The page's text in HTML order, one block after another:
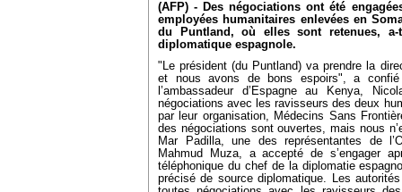
(AFP) - Des négociations ont été
employées humanitaires enlevées en
du Puntland, où elles sont retenues,
diplomatique espagnole.
"Le président (du Puntland) va prendre la
et nous avons de bons espoirs", a
l’ambassadeur d’Espagne au Kenya,
négociations avec les ravisseurs des deux
par leur organisation, Médecins Sans
des négociations sont ouvertes, mais nous
Mar Padilla, une des représentantes de
Mahmud Muza, a accepté de s’engager
téléphonique du chef de la diplomatie
précisé de source diplomatique. Les